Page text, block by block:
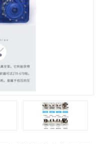
低温恒温反应浴槽